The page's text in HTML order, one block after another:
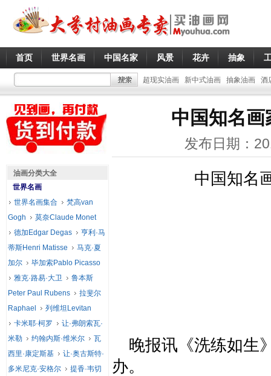
首页 世界名画 中国名家 风景 花卉 抽象
超现实油画 新中式油画 抽象油画 酒
中国知名
发布日期：
中国知名
晚报讯《洗练如生
办。
油画分类大全
世界名画
世界名画集合
梵高van
Gogh
莫奈Claude Monet
德加Edgar Degas
亨利·马
蒂斯Henri Matisse
马克·夏
加尔
毕加索Pablo Picasso
雅克·路易·大卫
鲁本斯
Peter Paul Rubens
拉斐尔
Raphael
列维坦Levitan
卡米耶·柯罗
让·弗朗索瓦·
米勒
约翰内斯·维米尔
瓦
西里·康定斯基
让·奥古斯特·
多米尼克·安格尔
提香·韦切